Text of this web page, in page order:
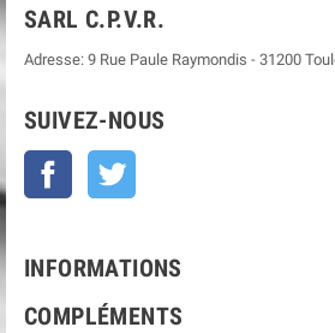
SARL C.P.V.R.
Adresse: 9 Rue Paule Raymondis - 31200
SUIVEZ-NOUS
Facebook
INFORMATIONS
COMPLÉMENTS